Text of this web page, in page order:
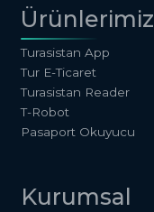
Ürünlerimiz
Turasistan App
Tur E-Ticaret
Turasistan Reader
T-Robot
Pasaport Okuyucu
Kurumsal